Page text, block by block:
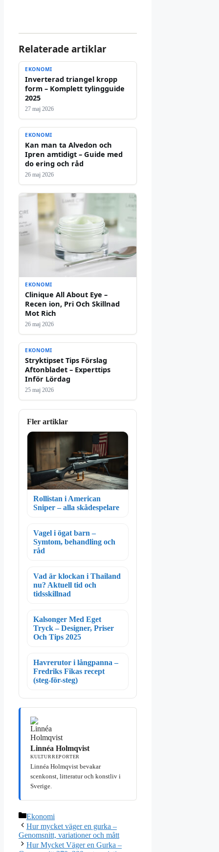
Relaterade artiklar
EKONOMI
Inverterad triangel kropp
form – Komplett tylingguide
2025
27 maj 2026
EKONOMI
Kan man ta Alvedon och
Ipren amtidigt – Guide med
do ering och råd
26 maj 2026
EKONOMI
Clinique All About Eye –
Recen ion, Pri Och Skillnad
Mot Rich
26 maj 2026
EKONOMI
Stryktipset Tips Förslag
Aftonbladet – Experttips
Inför Lördag
25 maj 2026
Fler artiklar
Rollistan i American
Sniper – alla skådespelare
Vagel i ögat barn –
Symtom, behandling och
råd
Vad är klockan i Thailand
nu? Aktuell tid och
tidsskillnad
Kalsonger Med Eget
Tryck – Designer, Priser
Och Tips 2025
Havrerutor i långpanna –
Fredriks Fikas recept
(steg-för-steg)
Linnéa Holmqvist
KULTURREPORTER
Linnéa Holmqvist bevakar
scenkonst, litteratur och konstliv i
Sverige.
Kategorier
Ekonomi
Hur mycket väger en gurka –
Genomsnitt, variationer och mått
Hur Mycket Väger en Gurka –